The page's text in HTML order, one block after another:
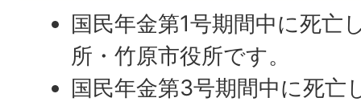
国民年金第1号期間中に死亡
所・竹原市役所です。
国民年金第3号期間中に死亡